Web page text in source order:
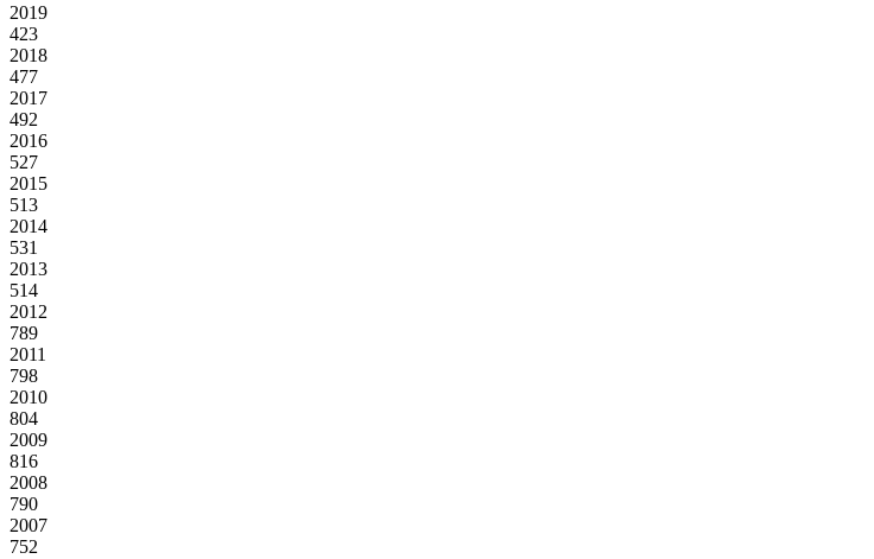
2019
423
2018
477
2017
492
2016
527
2015
513
2014
531
2013
514
2012
789
2011
798
2010
804
2009
816
2008
790
2007
752